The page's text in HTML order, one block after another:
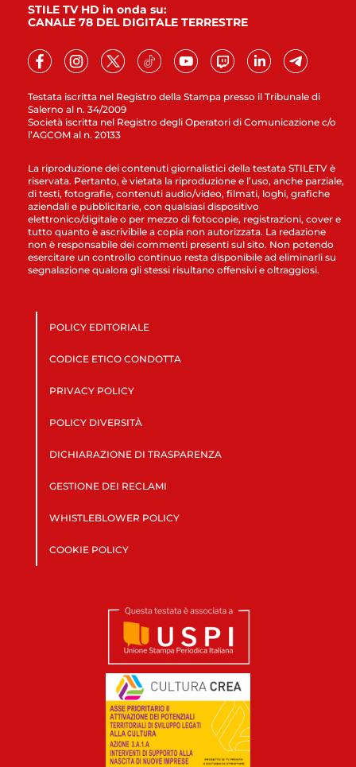
Testata iscritta nel Registro della Stampa presso il Tribunale di
Salerno al n. 34/2009
Società iscritta nel Registro degli Operatori di Comunicazione c/o
l’AGCOM al n. 20133
STILE TV HD in onda su:
CANALE 78 DEL DIGITALE TERRESTRE
La riproduzione dei contenuti giornalistici della testata STILETV è
riservata. Pertanto, è vietata la riproduzione e l’uso, anche parziale,
di testi, fotografie, contenuti audio/video, filmati, loghi, grafiche
aziendali e pubblicitarie, con qualsiasi dispositivo
elettronico/digitale o per mezzo di fotocopie, registrazioni, cover e
tutto quanto è ascrivibile a copia non autorizzata. La redazione
non è responsabile dei commenti presenti sul sito. Non potendo
esercitare un controllo continuo resta disponibile ad eliminarli su
segnalazione qualora gli stessi risultano offensivi e oltraggiosi.
POLICY EDITORIALE
CODICE ETICO CONDOTTA
PRIVACY POLICY
POLICY DIVERSITÀ
DICHIARAZIONE DI TRASPARENZA
GESTIONE DEI RECLAMI
WHISTLEBLOWER POLICY
COOKIE POLICY